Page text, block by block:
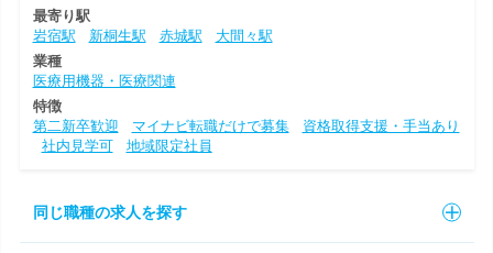
最寄り駅
岩宿駅
新桐生駅 赤城駅
大間々駅
業種
医療用機器・医療関連
特徴
第二新卒歓迎
マイナビ転職だけで募集
資格取得支援・手当あり
社内見学可
地域限定社員
同じ職種の求人を探す